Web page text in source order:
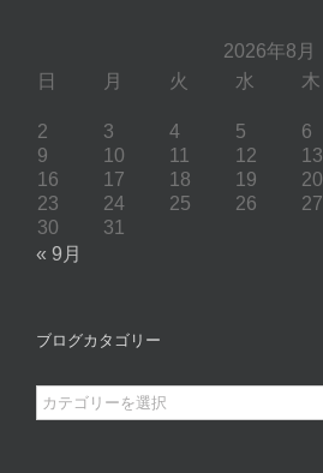
2026年8月
日 月 火 水 木
2
3 4 5 6
9
10 11 12 13
16
17 18 19 20
23
24 25 26 27
30
31
« 9月
ブログカタゴリー
ブ
ロ